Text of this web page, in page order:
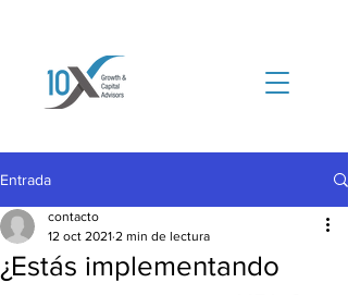
Entrada
¿Estás implementando
contacto
12 oct 2021 2 min de lectura